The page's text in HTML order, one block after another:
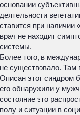
основании
деятельности
ставится при наличии
врач не находит
системы.
Более того, в
не существовало. Там
Описан этот синдром
его обнаружили у
состояние это
полу и ситуации в